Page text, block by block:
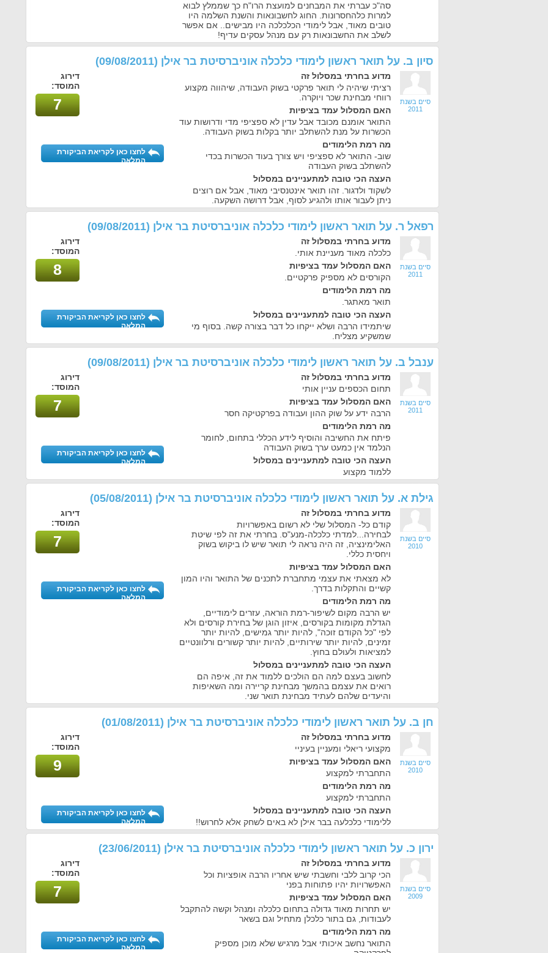
סה"כ עברתי את המבחנים למועצת הרו"ח כך שממלץ לבוא
למרות כלהחסרונות. החוג לחשבונאות והשנת השלמה היו
טובים מאוד, אבל לימודי הכלכלכה היו מבישים.. אם אפשר
לשלב את החשבונאות רק עם מנהל עסקים עדיף!
סיון ב. על תואר ראשון לימודי כלכלה אוניברסיטת בר אילן (09/08/2011)
סיים בשנת
2011
מדוע בחרתי במסלול זה
רציתי שיהיה לי תואר פרקטי בשוק העבודה, שיהווה מקצוע
רווחי מבחינת שכר ויוקרה.
האם המסלול עמד בציפיות
התואר אומנם מכובד אבל עדין לא ספציפי מדי ודרושות עוד
הכשרות על מנת להשתלב יותר בקלות בשוק העבודה.
מה רמת הלימודים
שוב- התואר לא ספציפי ויש צורך בעוד הכשרות בכדי
להשתלב בשוק העבודה
העצה הכי טובה למתעניינים במסלול
לשקוד ולדגור. זהו תואר אינטנסיבי מאוד, אבל אם רוצים
ניתן לעבור אותו ולהגיע לסוף, אבל דרושה השקעה.
דירוג
המוסד:
7
לחצו כאן לקריאת הביקורת
המלאה
רפאל ר. על תואר ראשון לימודי כלכלה אוניברסיטת בר אילן (09/08/2011)
סיים בשנת
2011
מדוע בחרתי במסלול זה
כלכלה מאוד מעניינת אותי.
האם המסלול עמד בציפיות
הקורסים לא מספיק פרקטיים.
מה רמת הלימודים
תואר מאתגר.
העצה הכי טובה למתעניינים במסלול
שיתמידו הרבה ושלא ייקחו כל דבר בצורה קשה. בסוף מי
שמשקיע מצליח.
דירוג
המוסד:
8
לחצו כאן לקריאת הביקורת
המלאה
ענבל ב. על תואר ראשון לימודי כלכלה אוניברסיטת בר אילן (09/08/2011)
סיים בשנת
2011
מדוע בחרתי במסלול זה
תחום הכספים עניין אותי
האם המסלול עמד בציפיות
הרבה ידע על שוק ההון ועבודה בפרקטיקה חסר
מה רמת הלימודים
פיתח את החשיבה והוסיף לידע הכללי בתחום, לחומר
הנלמד אין כמעט ערך בשוק העבודה
העצה הכי טובה למתעניינים במסלול
ללמוד מקצוע
דירוג
המוסד:
7
לחצו כאן לקריאת הביקורת
המלאה
גילת א. על תואר ראשון לימודי כלכלה אוניברסיטת בר אילן (05/08/2011)
סיים בשנת
2010
מדוע בחרתי במסלול זה
קודם כל- המסלול שלי לא רשום באפשרויות
לבחירה...למדתי כלכלה-מנע"ס. בחרתי את זה לפי שיטת
האלימינציה, זה היה נראה לי תואר שיש לו ביקוש בשוק
ויחסית כללי.
האם המסלול עמד בציפיות
לא מצאתי את עצמי מתחברת לתכנים של התואר והיו המון
קשיים והתקלות בדרך.
מה רמת הלימודים
יש הרבה מקום לשיפור-רמת הוראה, עזרים לימודיים,
הגדלת מקומות בקורסים, איזון הוגן של בחירת קורסים ולא
לפי "כל הקודם זוכה", להיות יותר גמישים, להיות יותר
זמינים, להיות יותר שירותיים, להיות יותר קשורים ורלוונטיים
למציאות ולעולם בחוץ.
העצה הכי טובה למתעניינים במסלול
לחשוב בעצם למה הם הולכים ללמוד את זה, איפה הם
רואים את עצמם בהמשך מבחינת קריירה ומה השאיפות
והיעדים שלהם לעתיד מבחינת תואר שני.
דירוג
המוסד:
7
לחצו כאן לקריאת הביקורת
המלאה
חן ב. על תואר ראשון לימודי כלכלה אוניברסיטת בר אילן (01/08/2011)
סיים בשנת
2010
מדוע בחרתי במסלול זה
מקצועי ריאלי ומעניין בעיניי
האם המסלול עמד בציפיות
התחברתי למקצוע
מה רמת הלימודים
התחברתי למקצוע
העצה הכי טובה למתעניינים במסלול
ללימודי כלכלעה בבר אילן לא באים לשחק אלא לחרוש!!
דירוג
המוסד:
9
לחצו כאן לקריאת הביקורת
המלאה
ירון כ. על תואר ראשון לימודי כלכלה אוניברסיטת בר אילן (23/06/2011)
סיים בשנת
2009
מדוע בחרתי במסלול זה
הכי קרוב ללבי וחשבתי שיש אחריו הרבה אופציות וכל
האפשרויות יהיו פתוחות בפני
האם המסלול עמד בציפיות
יש תחרות מאוד גדולה בתחום כלכלה ומנהל וקשה להתקבל
לעבודות, גם בתור כלכלן מתחיל וגם בשאר
מה רמת הלימודים
התואר נחשב איכותי אבל מרגיש שלא מוכן מספיק
דירוג
המוסד:
7
לחצו כאן לקריאת הביקורת
המלאה